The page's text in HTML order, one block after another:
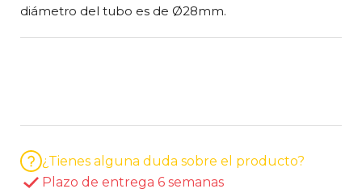
diámetro del tubo es de Ø28mm.
¿Tienes alguna duda sobre el producto?
Plazo de entrega 6 semanas